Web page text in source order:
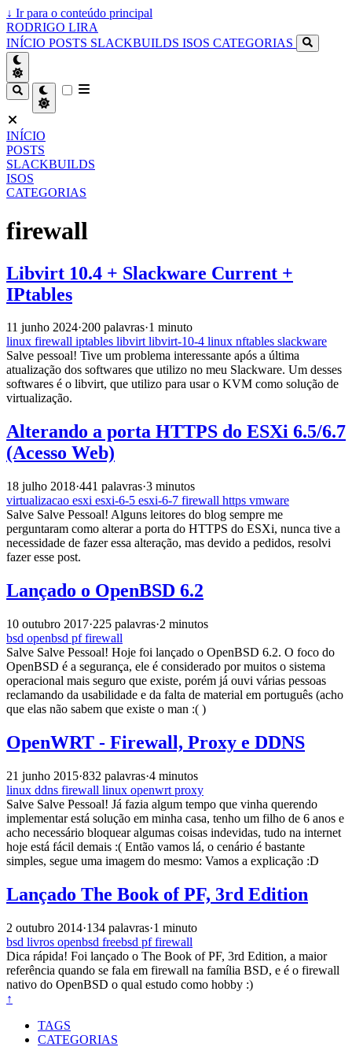
↓ Ir para o conteúdo principal
RODRIGO LIRA
INÍCIO POSTS SLACKBUILDS ISOS CATEGORIAS
INÍCIO
POSTS
SLACKBUILDS
ISOS
CATEGORIAS
firewall
Libvirt 10.4 + Slackware Current +
IPtables
11 junho 2024·200 palavras·1 minuto
linux firewall iptables libvirtlibvirt-10-4 linux nftables slackware
Salve pessoal! Tive um problema interessante após a última
atualização dos softwares que utilizo no meu Slackware. Um desses
softwares é o libvirt, que utilizo para usar o KVM como solução de
virtualização.
Alterando a porta HTTPS do ESXi 6.5/6.7
(Acesso Web)
18 julho 2018·441 palavras·3 minutos
virtualizacao esxi esxi-6-5 esxi-6-7 firewall https vmware
Salve Salve Pessoal! Alguns leitores do blog sempre me
perguntaram como alterar a porta do HTTPS do ESXi, nunca tive a
necessidade de fazer essa alteração, mas devido a pedidos, resolvi
fazer esse post.
Lançado o OpenBSD 6.2
10 outubro 2017·225 palavras·2 minutos
bsd openbsd pffirewall
Salve Salve Pessoal! Hoje foi lançado o OpenBSD 6.2. O foco do
OpenBSD é a segurança, ele é considerado por muitos o sistema
operacional mais seguro que existe, porém já ouvi várias pessoas
reclamando da usabilidade e da falta de material em português (acho
que elas não sabem que existe o man :( )
OpenWRT - Firewall, Proxy e DDNS
21 junho 2015·832 palavras·4 minutos
linux ddns firewall linux openwrt proxy
Salve Salve Pessoal! Já fazia algum tempo que vinha querendo
implementar está solução em minha casa, tenho um filho de 6 anos e
acho necessário bloquear algumas coisas indevidas, tudo na internet
hoje está fácil demais :( Então vamos lá, o cenário é bastante
simples, segue uma imagem do mesmo: Vamos a explicação :D
Lançado The Book of PF, 3rd Edition
2 outubro 2014·134 palavras·1 minuto
bsd livros openbsd freebsd pffirewall
Dica rápida! Foi lançado o The Book of PF, 3rd Edition, a maior
referência quando se fala em firewall na família BSD, e é o firewall
nativo do OpenBSD o qual estudo como hobby :)
↑
TAGS
CATEGORIAS